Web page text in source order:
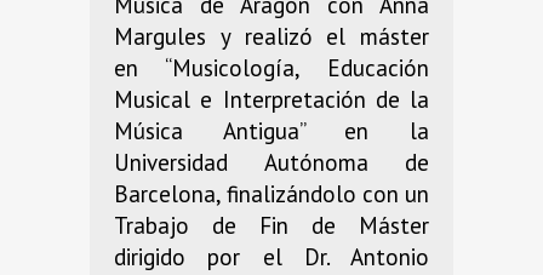
Margules y realizó el máster
en “Musicología, Educación
Musical e Interpretación de la
Música Antigua” en la
Universidad Autónoma de
Barcelona, finalizándolo con un
Trabajo de Fin de Máster
dirigido por el Dr. Antonio